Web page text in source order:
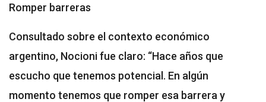
Romper barreras
Consultado sobre el contexto económico
argentino, Nocioni fue claro: “Hace años que
escucho que tenemos potencial. En algún
momento tenemos que romper esa barrera y